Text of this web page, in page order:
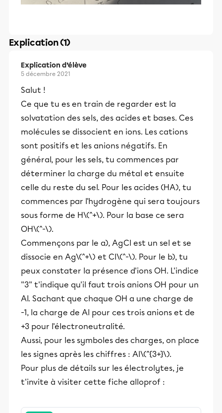
Explication (1)
Explication d’élève
5 décembre 2021
Salut !
Ce que tu es en train de regarder est la
solvatation des sels, des acides et bases. Ces
molécules se dissocient en ions. Les cations
sont positifs et les anions négatifs. En
général, pour les sels, tu commences par
déterminer la charge du métal et ensuite
celle du reste du sel. Pour les acides (HA), tu
commences par l'hydrogène qui sera toujours
sous forme de H\(^+\). Pour la base ce sera
OH\(^-\).
Commençons par le a), AgCl est un sel et se
dissocie en Ag\(^+\) et Cl\(^-\). Pour le b), tu
peux constater la présence d'ions OH. L'indice
''3'' t'indique qu'il faut trois anions OH pour un
Al. Sachant que chaque OH a une charge de
-1, la charge de Al pour ces trois anions et de
+3 pour l'électroneutralité.
Aussi, pour les symboles des charges, on place
les signes après les chiffres : Al\(^{3+}\).
Pour plus de détails sur les électrolytes, je
t'invite à visiter cette fiche alloprof :